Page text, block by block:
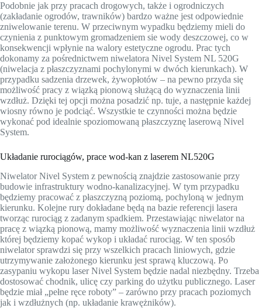
Podobnie jak przy pracach drogowych, także i ogrodniczych
(zakładanie ogrodów, trawników) bardzo ważne jest odpowiednie
zniwelowanie terenu. W przeciwnym wypadku będziemy mieli do
czynienia z punktowym gromadzeniem sie wody deszczowej, co w
konsekwencji wpłynie na walory estetyczne ogrodu. Prac tych
dokonamy za pośrednictwem niwelatora Nivel System NL 520G
(niwelacja z płaszczyznami pochylonymi w dwóch kierunkach). W
przypadku sadzenia drzewek, żywopłotów – na pewno przyda się
możliwość pracy z wiązką pionową służącą do wyznaczenia linii
wzdłuż. Dzięki tej opcji można posadzić np. tuje, a następnie każdej
wiosny równo je podciąć. Wszystkie te czynności można będzie
wykonać pod idealnie spoziomowaną płaszczyznę laserową Nivel
System.
Układanie rurociągów, prace wod-kan z laserem NL520G
Niwelator Nivel System z pewnością znajdzie zastosowanie przy
budowie infrastruktury wodno-kanalizacyjnej. W tym przypadku
będziemy pracować z płaszczyzną poziomą, pochyloną w jednym
kierunku. Kolejne rury dokładane będą na bazie referencji lasera
tworząc rurociąg z zadanym spadkiem. Przestawiając niwelator na
pracę z wiązką pionową, mamy możliwość wyznaczenia linii wzdłuż
której będziemy kopać wykop i układać rurociąg. W ten sposób
niwelator sprawdzi się przy wszelkich pracach liniowych, gdzie
utrzymywanie założonego kierunku jest sprawą kluczową. Po
zasypaniu wykopu laser Nivel System będzie nadal niezbędny. Trzeba
dostosować chodnik, ulicę czy parking do użytku publicznego. Laser
będzie miał „pełne ręce roboty” – zarówno przy pracach poziomych
jak i wzdłużnych (np. układanie krawężników).